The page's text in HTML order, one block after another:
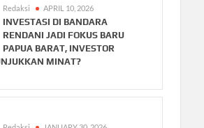
Redaksi APRIL 10, 2026
INVESTASI DI BANDARA
RENDANI JADI FOKUS BARU
PAPUA BARAT, INVESTOR
MINAT?